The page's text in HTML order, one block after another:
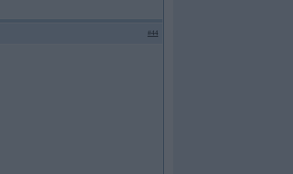
#44